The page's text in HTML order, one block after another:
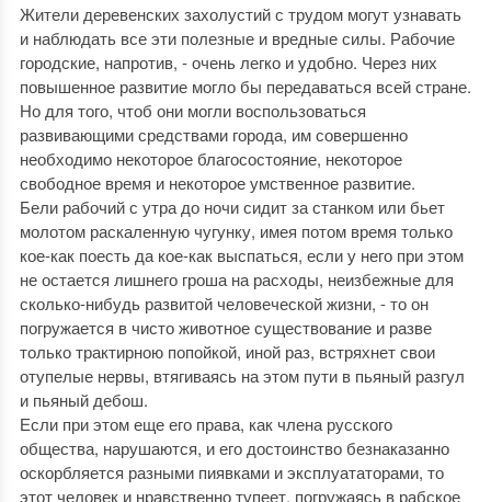
Жители деревенских захолустий с трудом могут узнавать
и наблюдать все эти полезные и вредные силы. Рабочие
городские, напротив, - очень легко и удобно. Через них
повышенное развитие могло бы передаваться всей стране.
Но для того, чтоб они могли воспользоваться
развивающими средствами города, им совершенно
необходимо некоторое благосостояние, некоторое
свободное время и некоторое умственное развитие.
Бели рабочий с утра до ночи сидит за станком или бьет
молотом раскаленную чугунку, имея потом время только
кое-как поесть да кое-как выспаться, если у него при этом
не остается лишнего гроша на расходы, неизбежные для
сколько-нибудь развитой человеческой жизни, - то он
погружается в чисто животное существование и разве
только трактирною попойкой, иной раз, встряхнет свои
отупелые нервы, втягиваясь на этом пути в пьяный разгул
и пьяный дебош.
Если при этом еще его права, как члена русского
общества, нарушаются, и его достоинство безнаказанно
оскорбляется разными пиявками и эксплуататорами, то
этот человек и нравственно тупеет, погружаясь в рабское